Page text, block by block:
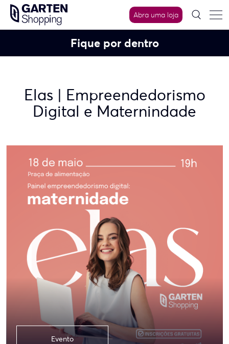
Skip
content
Abra uma loja
Fique por dentro
Elas | Empreendedorismo
Digital e Maternindade
Evento